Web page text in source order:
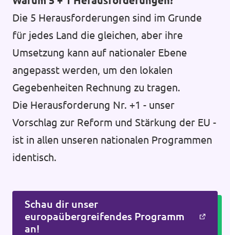
Die 5 Herausforderungen sind im Grunde
für jedes Land die gleichen, aber ihre
Umsetzung kann auf nationaler Ebene
angepasst werden, um den lokalen
Gegebenheiten Rechnung zu tragen.
Die Herausforderung Nr. +1 - unser
Vorschlag zur Reform und Stärkung der EU -
ist in allen unseren nationalen Programmen
identisch.
Schau dir unser
europaübergreifendes Programm
an!